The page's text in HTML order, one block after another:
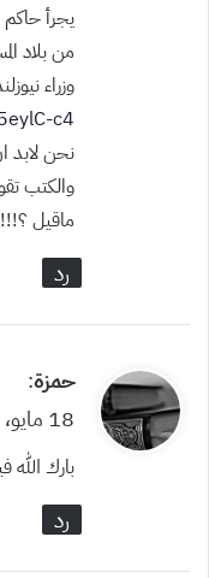
يجرأ حاكم
من بلاد
وزراء
c4
نحن لابد
والكتب
ماقيل
رد
ي
ق
و
حمزة:
18 مايو، 2018 الساعة 5:17 م
بارك
رد